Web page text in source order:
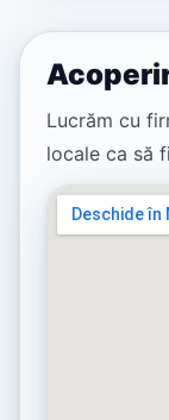
Lucrăm cu
locale ca să